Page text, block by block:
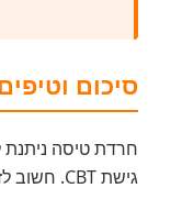
סיכום
חרדת טיסה
גישת CBT. חשוב לזכור: